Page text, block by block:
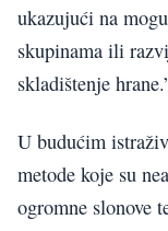
ukazujući na
skupinama ili
skladištenje
U budućim
metode koje su
ogromne slonove